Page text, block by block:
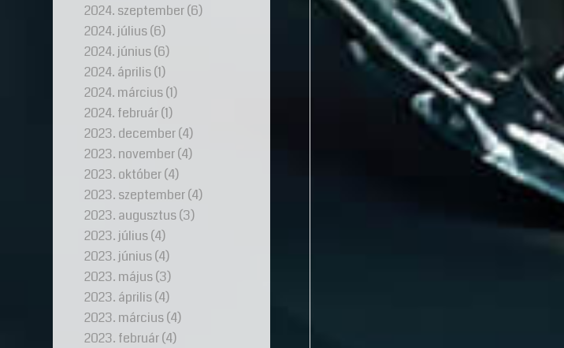
2024. szeptember(6)
2024. július(6)
2024. június(6)
2024. április(1)
2024. március(1)
2024. február(1)
2023. december(4)
2023. november(4)
2023. október(4)
2023. szeptember(4)
2023. augusztus(3)
2023. július(4)
2023. június(4)
2023. május(3)
2023. április(4)
2023. március(4)
2023. február(4)